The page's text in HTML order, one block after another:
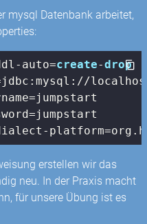
mysql Datenbank arbeitet,
auto=create-drop
erstellen wir das
neu. In der Praxis macht
für unsere Übung ist es